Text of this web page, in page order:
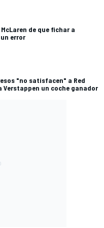
de que fichar a
error
"no satisfacen" a Red
Verstappen un coche ganador